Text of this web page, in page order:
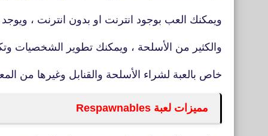
ويمكنك العب بوجود انترنت او بدون انترنت ،
والكثير من الأسلحة ، ويمكنك تطوير الشخصيات
خاص بالعبة لشراء الأسلحة والقنابل وغيرها من
مميزات لعبة Respawnables